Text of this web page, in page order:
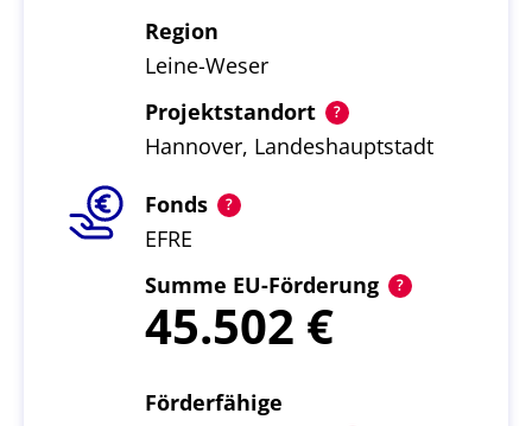
Region
Leine-Weser
Projektstandort
Hannover, Landeshauptstadt
Fonds
EFRE
Summe EU-Förderung
45.502
Förderfähige